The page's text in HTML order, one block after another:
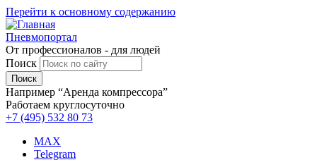
Перейти к основному содержанию
Пневмопортал
От профессионалов - для людей
Поиск
Например “Аренда компрессора”
Работаем круглосуточно
+7 (495) 532 80 73
MAX
Telegram